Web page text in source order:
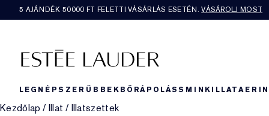
5 AJÁNDÉK 50000​ FT FELETTI VÁSÁRLÁS ESETÉN.VÁSÁROLJ MOST
LEGNÉPSZERŰBBEKBŐRÁPOLÁSSMINKILLATAERIN
Kezdőlap / Illat / Illatszettek